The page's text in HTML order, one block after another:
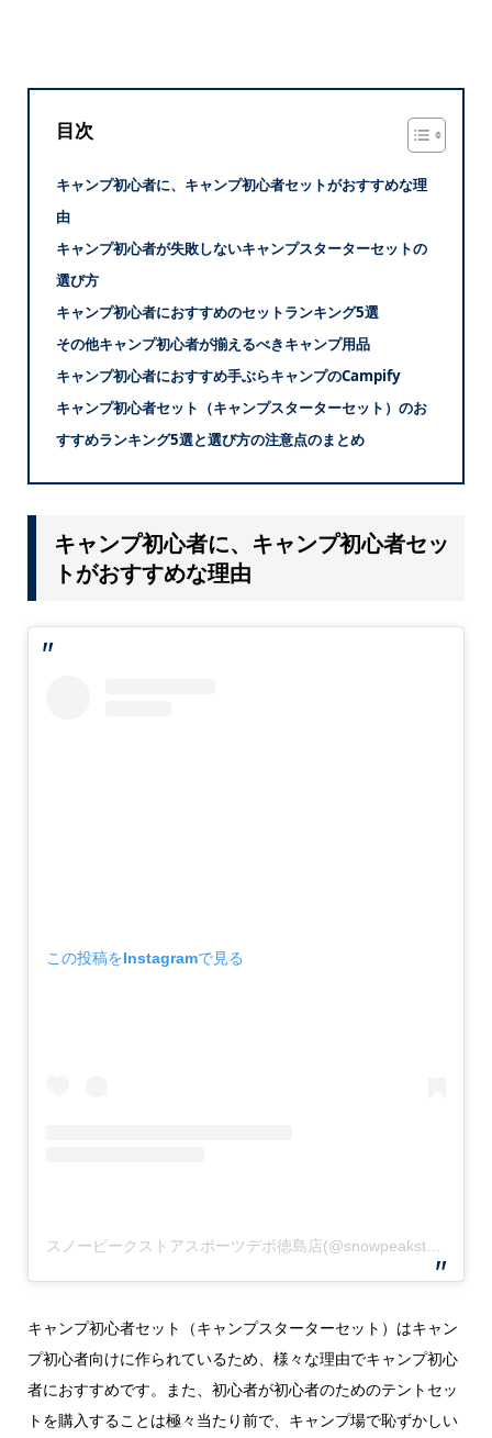
目次
キャンプ初心者に、キャンプ初心者セットがおすすめな理
由
キャンプ初心者が失敗しないキャンプスターターセットの
選び方
キャンプ初心者におすすめのセットランキング5選
その他キャンプ初心者が揃えるべきキャンプ用品
キャンプ初心者におすすめ手ぶらキャンプのCampify
キャンプ初心者セット（キャンプスターターセット）のお
すすめランキング5選と選び方の注意点のまとめ
キャンプ初心者に、キャンプ初心者セッ
トがおすすめな理由
この投稿をInstagramで見る
スノーピークストアスポーツデポ徳島店(@snowpeakstore_tokushima)がシェアした投稿
キャンプ初心者セット（キャンプスターターセット）はキャン
プ初心者向けに作られているため、様々な理由でキャンプ初心
者におすすめです。また、初心者が初心者のためのテントセッ
トを購入することは極々当たり前で、キャンプ場で恥ずかしい